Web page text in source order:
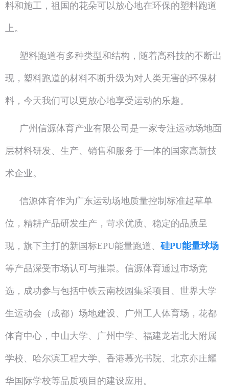
料和施工，祖国的花朵可以放心地在环保的塑料跑道
上。
塑料跑道有多种类型和结构，随着高科技的不断出
现，塑料跑道的材料不断升级为对人类无害的环保材
料，今天我们可以更放心地享受运动的乐趣。
广州信源体育产业有限公司是一家专注运动场地面
层材料研发、生产、销售和服务于一体的国家高新技
术企业。
信源体育作为广东运动场地质量控制标准起草单
位，精耕产品研发生产，苛求优质、稳定的品质呈
现，旗下主打的新国标EPU能量跑道、硅PU能量球场
等产品深受市场认可与推崇。信源体育通过市场竞
选，成功参与包括中铁云南校园集采项目、世界大学
生运动会（成都）场地建设、广州工人体育场，花都
体育中心，中山大学、广州中学、福建龙岩北大附属
学校、哈尔滨工程大学、香港慕光书院、北京亦庄耀
华国际学校等品质项目的建设应用。